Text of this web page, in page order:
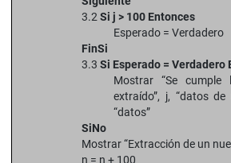
3.2 Si j > 100 Entonces
Esperado = Verdadero
FinSi
3.3 Si Esperado = Verdadero
Mostrar “Se cumple
extraído”, j, “datos
“datos”
SiNo
Mostrar “Extracción de un
n = n + 100